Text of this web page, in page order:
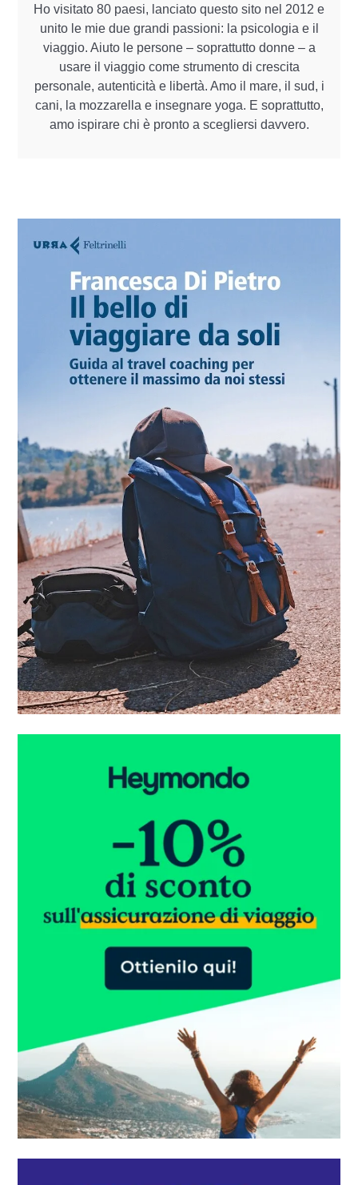
Ho visitato 80 paesi, lanciato questo sito nel 2012 e
unito le mie due grandi passioni: la psicologia e il
viaggio. Aiuto le persone – soprattutto donne – a
usare il viaggio come strumento di crescita
personale, autenticità e libertà. Amo il mare, il sud, i
cani, la mozzarella e insegnare yoga. E soprattutto,
amo ispirare chi è pronto a scegliersi davvero.